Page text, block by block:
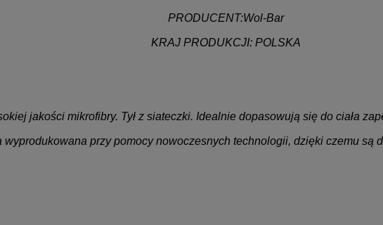
PRODUCENT:Wol-Bar
KRAJ PRODUKCJI: POLSKA
jakości mikrofibry. Tył z siateczki. Idealnie dopasowują się do ciała
przy pomocy nowoczesnych technologii, dzięki czemu są